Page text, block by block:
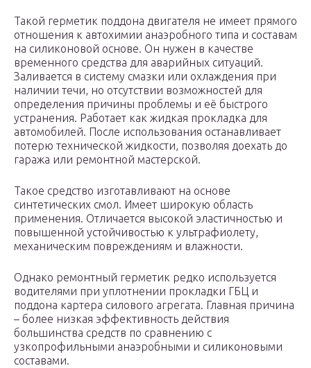
Такой герметик поддона двигателя не имеет прямого
отношения к автохимии анаэробного типа и составам
на силиконовой основе. Он нужен в качестве
временного средства для аварийных ситуаций.
Заливается в систему смазки или охлаждения при
наличии течи, но отсутствии возможностей для
определения причины проблемы и её быстрого
устранения. Работает как жидкая прокладка для
автомобилей. После использования останавливает
потерю технической жидкости, позволяя доехать до
гаража или ремонтной мастерской.
Такое средство изготавливают на основе
синтетических смол. Имеет широкую область
применения. Отличается высокой эластичностью и
повышенной устойчивостью к ультрафиолету,
механическим повреждениям и влажности.
Однако ремонтный герметик редко используется
водителями при уплотнении прокладки ГБЦ и
поддона картера силового агрегата. Главная причина
– более низкая эффективность действия
большинства средств по сравнению с
узкопрофильными анаэробными и силиконовыми
составами.